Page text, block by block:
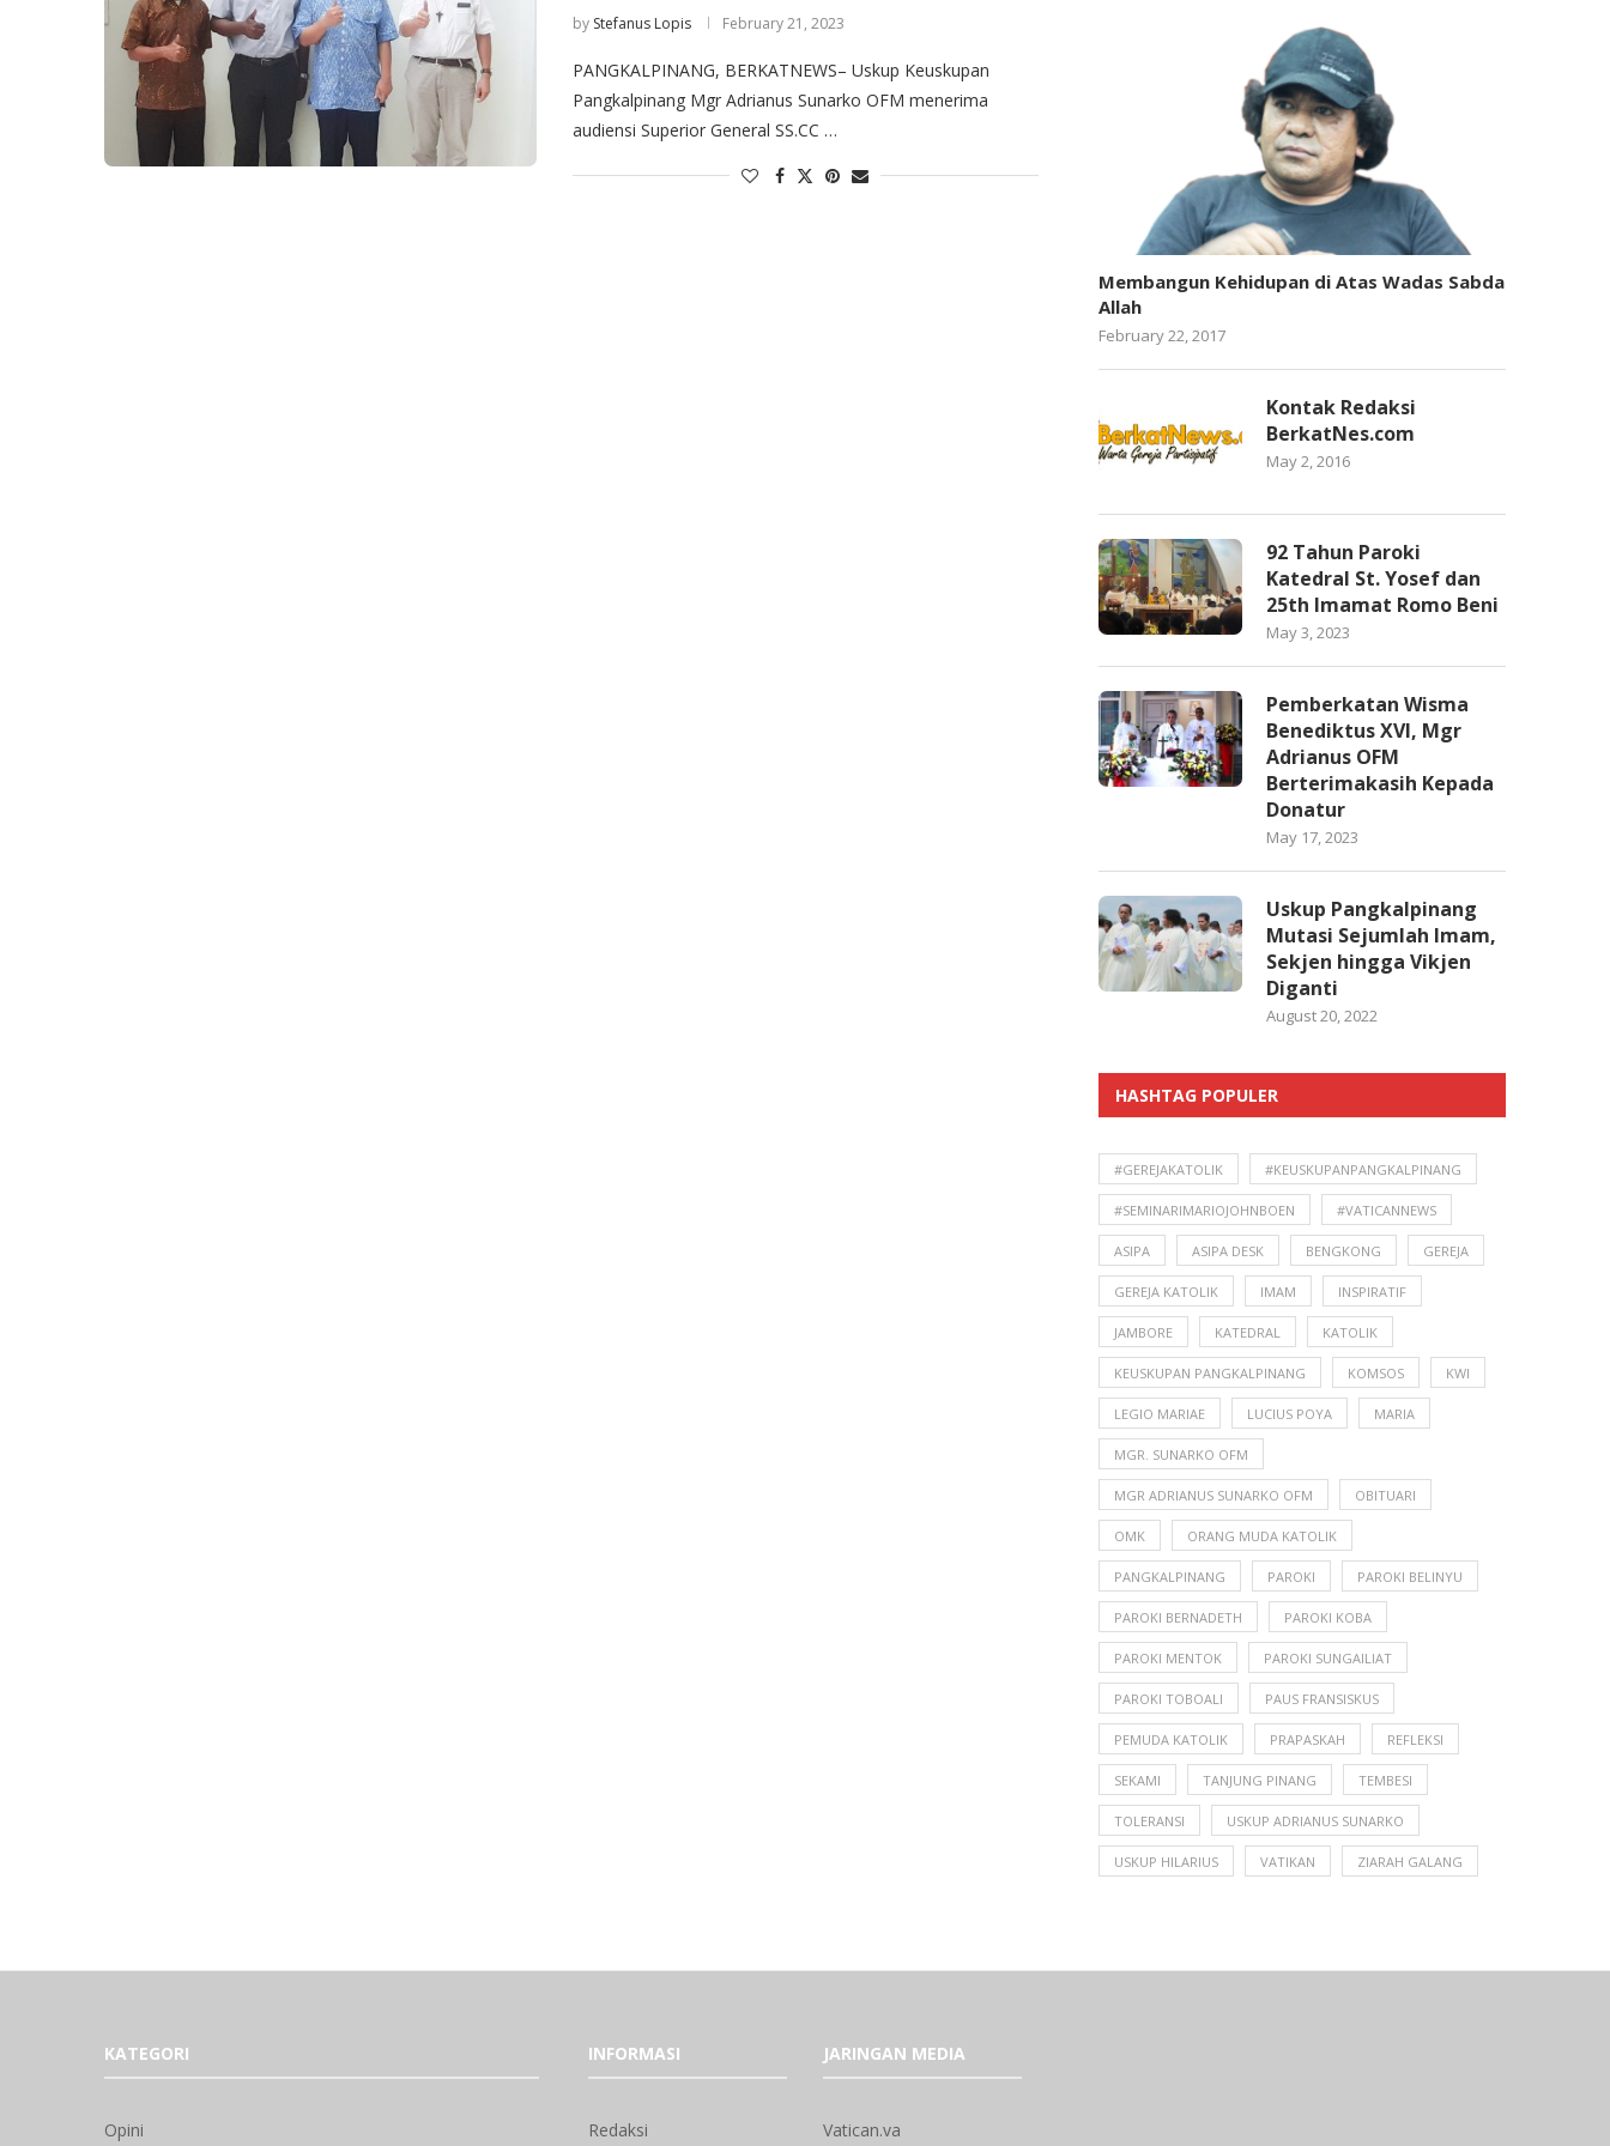
by Stefanus Lopis February 21, 2023
PANGKALPINANG, BERKATNEWS– Uskup Keuskupan
Pangkalpinang Mgr Adrianus Sunarko OFM menerima
audiensi Superior General SS.CC …
Membangun Kehidupan di Atas Wadas Sabda
Allah
February 22, 2017
Kontak Redaksi
BerkatNes.com
May 2, 2016
92 Tahun Paroki
Katedral St. Yosef dan
25th Imamat Romo Beni
May 3, 2023
Pemberkatan Wisma
Benediktus XVI, Mgr
Adrianus OFM
Berterimakasih Kepada
Donatur
May 17, 2023
Uskup Pangkalpinang
Mutasi Sejumlah Imam,
Sekjen hingga Vikjen
Diganti
August 20, 2022
HASHTAG POPULER
#GEREJAKATOLIK #KEUSKUPANPANGKALPINANG
#SEMINARIMARIOJOHNBOEN #VATICANNEWS
ASIPA ASIPA DESK BENGKONG GEREJA
GEREJA KATOLIK IMAM INSPIRATIF
JAMBORE KATEDRAL KATOLIK
KEUSKUPAN PANGKALPINANG KOMSOS KWI
LEGIO MARIAE LUCIUS POYA MARIA
MGR. SUNARKO OFM
MGR ADRIANUS SUNARKO OFM OBITUARI
OMK ORANG MUDA KATOLIK
PANGKALPINANG PAROKI PAROKI BELINYU
PAROKI BERNADETH PAROKI KOBA
PAROKI MENTOK PAROKI SUNGAILIAT
PAROKI TOBOALI PAUS FRANSISKUS
PEMUDA KATOLIK PRAPASKAH REFLEKSI
SEKAMI TANJUNG PINANG TEMBESI
TOLERANSI USKUP ADRIANUS SUNARKO
USKUP HILARIUS VATIKAN ZIARAH GALANG
KATEGORI
Opini
INFORMASI
Redaksi
JARINGAN MEDIA
Vatican.va